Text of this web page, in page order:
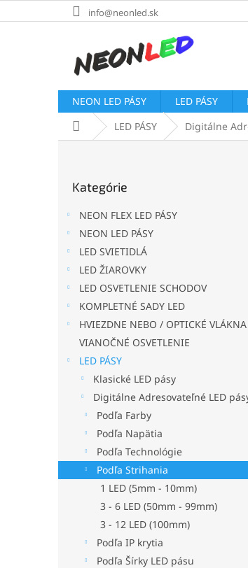
na
info@neonled.sk
NEON LED PÁSY LED PÁSY
DomovLED PÁSY Digitálne
kategórie
Kategórie
NEON FLEX LED PÁSY
NEON LED PÁSY
LED SVIETIDLÁ
LED ŽIAROVKY
LED OSVETLENIE SCHODOV
KOMPLETNÉ SADY LED
HVIEZDNE NEBO / OPTICKÉ VLÁKNA
VIANOČNÉ OSVETLENIE
LED PÁSY
Klasické LED pásy
Digitálne Adresovateľné LED
Podľa Farby
Podľa Napätia
Podľa Technológie
Podľa Strihania
1 LED (5mm - 10mm)
3 - 6 LED (50mm - 99mm)
3 - 12 LED (100mm)
Podľa IP krytia
Podľa Šírky LED pásu